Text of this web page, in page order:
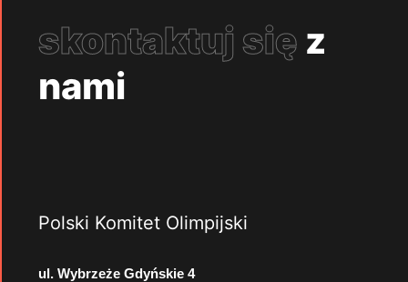
skontaktuj się z
nami
Polski Komitet Olimpijski
ul. Wybrzeże Gdyńskie 4